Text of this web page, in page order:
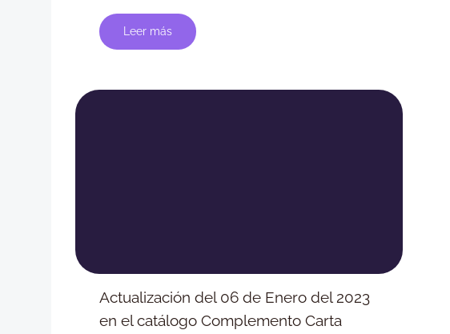
Leer más
Actualización del 06 de Enero del 2023
en el catálogo Complemento Carta